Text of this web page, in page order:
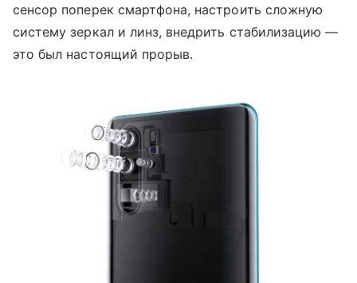
сенсор поперек смартфона, настроить сложную
систему зеркал и линз, внедрить стабилизацию —
это был настоящий прорыв.